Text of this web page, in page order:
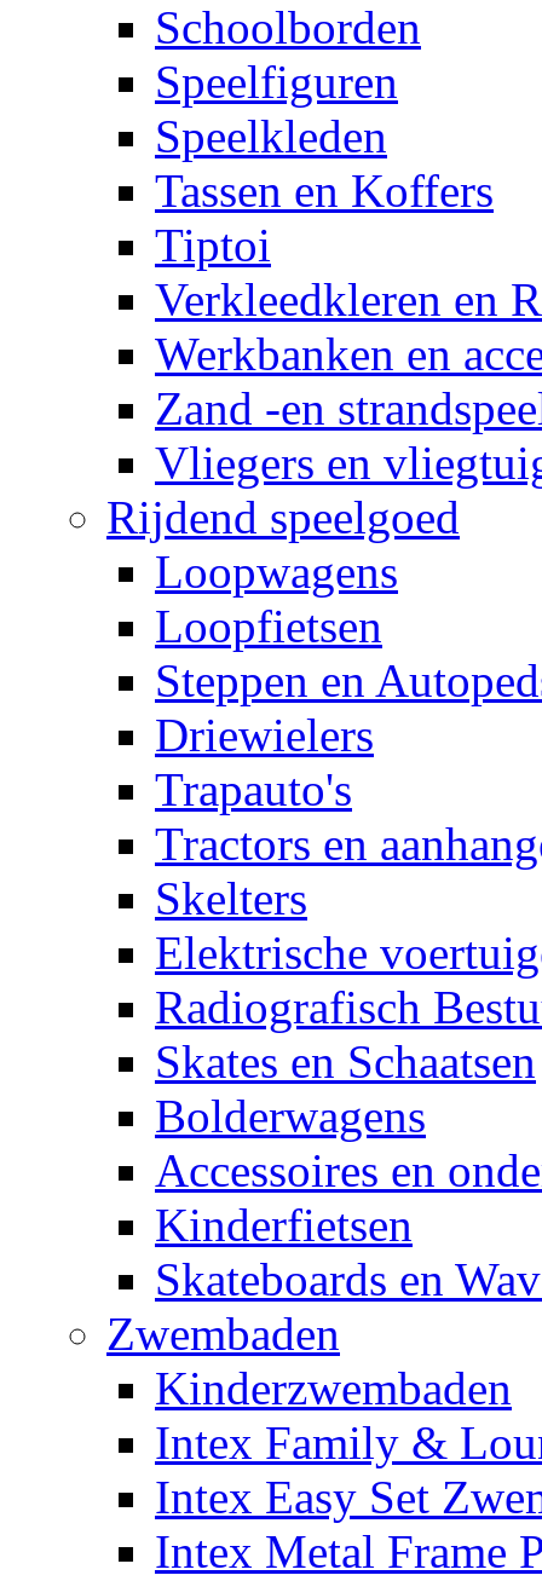
Schoolborden
Speelfiguren
Speelkleden
Tassen en Koffers
Tiptoi
Verkleedkleren en
Werkbanken en
Zand -en
Vliegers en
Rijdend speelgoed
Loopwagens
Loopfietsen
Steppen en
Driewielers
Trapauto's
Tractors en
Skelters
Elektrische
Radiografisch
Skates en Schaatsen
Bolderwagens
Accessoires en
Kinderfietsen
Skateboards en
Zwembaden
Kinderzwembaden
Intex Family &
Intex Easy Set
Intex Metal Frame